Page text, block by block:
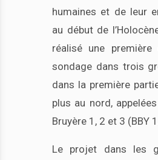
humaines et de leur
au début de
réalisé une première
sondage dans trois
dans la première
plus au nord,
Bruyère 1, 2 et 3 (BBY
Le projet dans les